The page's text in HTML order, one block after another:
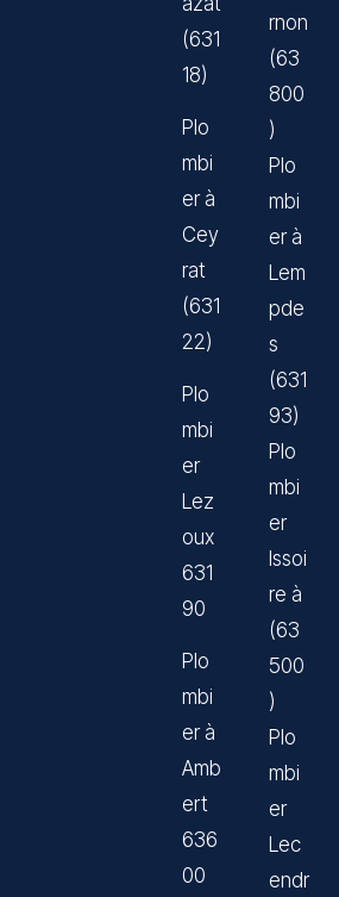
(631
18)
Plo
mbi
er à
Cey
rat
(631
22)
Plo
mbi
er
Lez
oux
631
90
Plo
mbi
er à
Amb
ert
636
00
rnon
(63
800
)
Plo
mbi
er à
Lem
pde
s
(631
93)
Plo
mbi
er
Issoi
re à
(63
500
)
Plo
mbi
er
Lec
endr